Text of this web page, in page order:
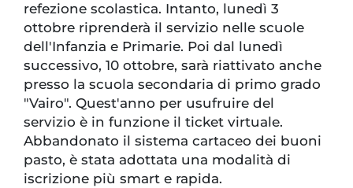
refezione scolastica. Intanto, lunedì 3
ottobre riprenderà il servizio nelle scuole
dell'Infanzia e Primarie. Poi dal lunedì
successivo, 10 ottobre, sarà riattivato anche
presso la scuola secondaria di primo grado
"Vairo". Quest'anno per usufruire del
servizio è in funzione il ticket virtuale.
Abbandonato il sistema cartaceo dei buoni
pasto, è stata adottata una modalità di
iscrizione più smart e rapida.